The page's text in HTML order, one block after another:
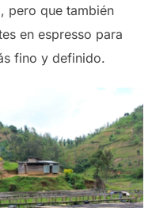
pero que también
en espresso para
fino y definido.